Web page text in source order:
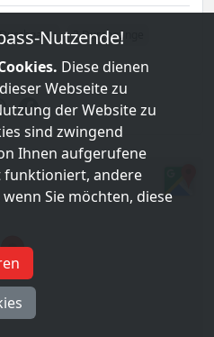
2 Durchgänge
Nutzende!
Diese dienen
Webseite zu
der Website zu
sind zwingend
Ihnen aufgerufene
andere
Sie möchten, diese